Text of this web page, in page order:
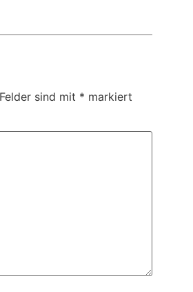
sind mit * markiert